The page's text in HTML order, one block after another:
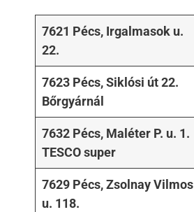
7621 Pécs, Irgalmasok u.
22.
7623 Pécs, Siklósi út 22.
Bőrgyárnál
7632 Pécs, Maléter P. u. 1.
TESCO super
7629 Pécs, Zsolnay Vilmos
u. 118.